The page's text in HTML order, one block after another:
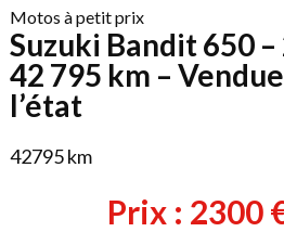
Motos à petit prix
Suzuki Bandit 650 –
42 795 km –
l’état
42795km
Prix : 2300